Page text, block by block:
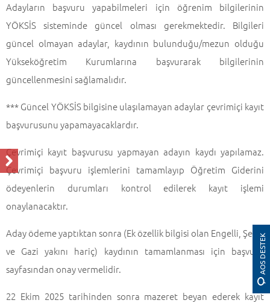
AOS DESTEK
Adayların başvuru yapabilmeleri için öğrenim bilgilerinin
YÖKSİS sisteminde güncel olması gerekmektedir. Bilgileri
güncel olmayan adaylar, kaydının bulunduğu/mezun olduğu
Yükseköğretim Kurumlarına başvurarak bilgilerinin
güncellenmesini sağlamalıdır.
*** Güncel YÖKSİS bilgisine ulaşılamayan adaylar çevrimiçi kayıt
başvurusunu yapamayacaklardır.
Çevrimiçi kayıt başvurusu yapmayan adayın kaydı yapılamaz.
Çevrimiçi başvuru işlemlerini tamamlayıp Öğretim Giderini
ödeyenlerin durumları kontrol edilerek kayıt işlemi
onaylanacaktır.
Aday ödeme yaptıktan sonra (Ek özellik bilgisi olan Engelli, Şehit
ve Gazi yakını hariç) kaydının tamamlanması için başvuru
sayfasından onay vermelidir.
22 Ekim 2025 tarihinden sonra mazeret beyan ederek kayıt